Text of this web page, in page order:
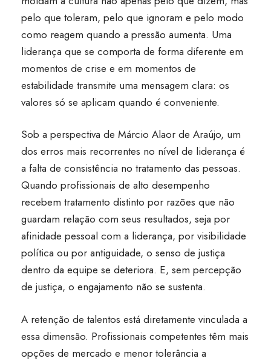
pelo que toleram, pelo que ignoram e pelo modo
como reagem quando a pressão aumenta. Uma
liderança que se comporta de forma diferente em
momentos de crise e em momentos de
estabilidade transmite uma mensagem clara: os
valores só se aplicam quando é conveniente.
Sob a perspectiva de Márcio Alaor de Araújo, um
dos erros mais recorrentes no nível de liderança é
a falta de consistência no tratamento das pessoas.
Quando profissionais de alto desempenho
recebem tratamento distinto por razões que não
guardam relação com seus resultados, seja por
afinidade pessoal com a liderança, por visibilidade
política ou por antiguidade, o senso de justiça
dentro da equipe se deteriora. E, sem percepção
de justiça, o engajamento não se sustenta.
A retenção de talentos está diretamente vinculada a
essa dimensão. Profissionais competentes têm mais
opções de mercado e menor tolerância a